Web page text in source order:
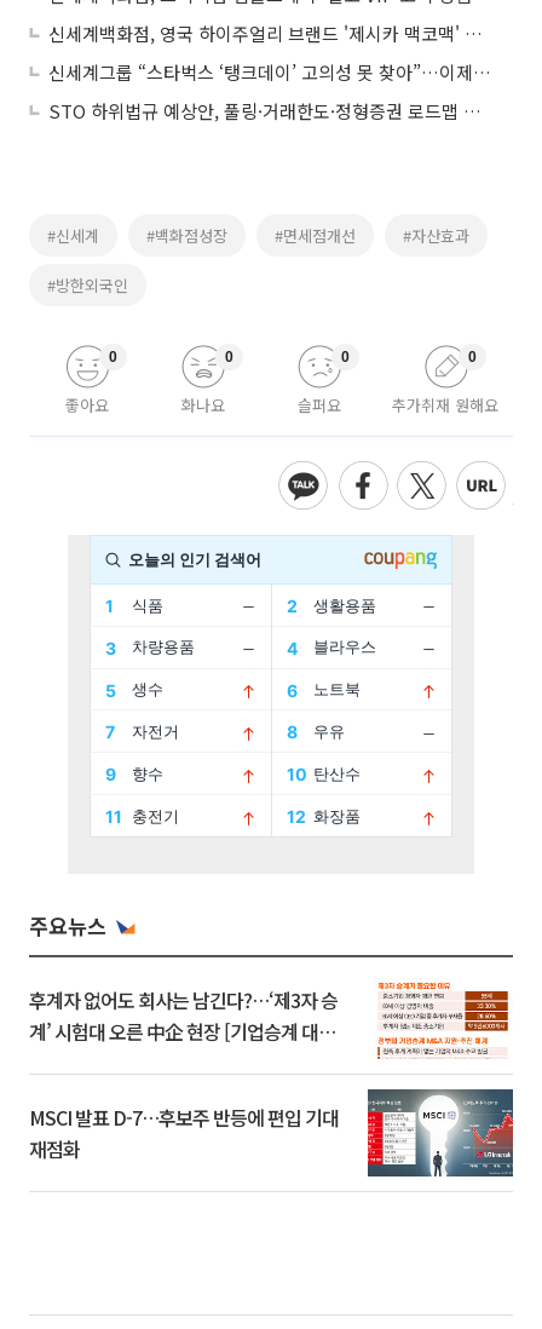
신세계백화점, 영국 하이주얼리 브랜드 '제시카 맥코맥' 亞 첫 팝업
신세계그룹 “스타벅스 ‘탱크데이’ 고의성 못 찾아”…이제 ‘공’은 경찰로
STO 하위법규 예상안, 풀링·거래한도·정형증권 로드맵 제시
#신세계 #백화점성장 #면세점개선 #자산효과
#방한외국인
좋아요
0
화나요
0
슬퍼요
0
추가취재 원해요
0
주요뉴스
후계자 없어도 회사는 남긴다?…‘제3자 승
계’ 시험대 오른 中企 현장 [기업승계 대전
MSCI 발표 D-7…후보주 반등에 편입 기대
재점화